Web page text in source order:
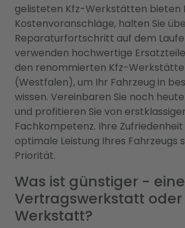
gelisteten Kfz-Werkstätten bieten
Kostenvoranschläge, halten Sie
Reparaturfortschritt auf dem
verwenden hochwertige
den renommierten Kfz-
(Westfalen), um Ihr Fahrzeug in
wissen. Vereinbaren Sie noch
und profitieren Sie von
Fachkompetenz. Ihre Zufriedenheit
optimale Leistung Ihres Fahrzeugs
Priorität.
Was ist günstiger - eine
Vertragswerkstatt oder
Werkstatt?